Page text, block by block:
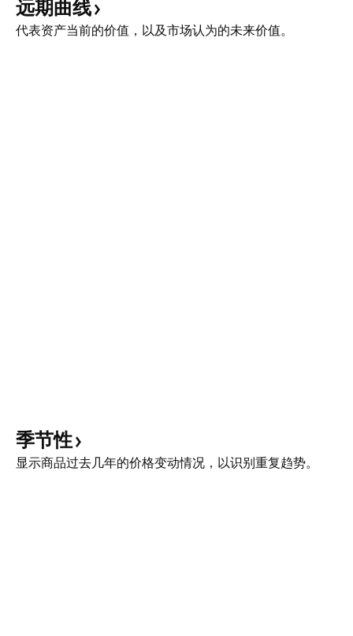
远期曲线
代表资产当前的价值，以及市场认为的未来价值。
季节性
显示商品过去几年的价格变动情况，以识别重复趋势。